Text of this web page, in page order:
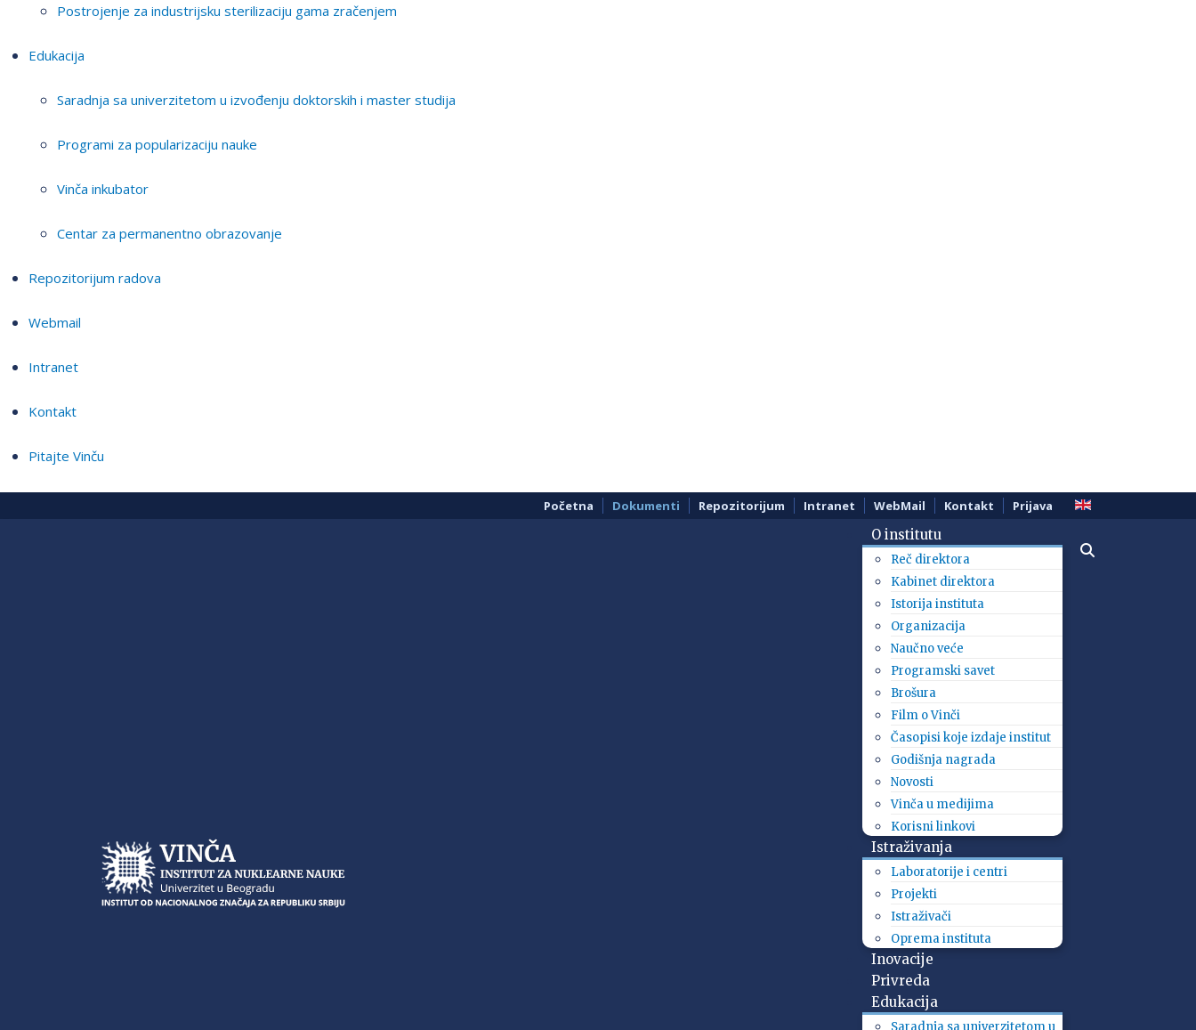
Postrojenje za industrijsku sterilizaciju gama zračenjem
Edukacija
Saradnja sa univerzitetom u izvođenju doktorskih i master studija
Programi za popularizaciju nauke
Vinča inkubator
Centar za permanentno obrazovanje
Repozitorijum radova
Webmail
Intranet
Kontakt
Pitajte Vinču
Početna Dokumenti Repozitorijum Intranet WebMail Kontakt Prijava
O institutu
Reč direktora
Kabinet direktora
Istorija instituta
Organizacija
Naučno veće
Programski savet
Brošura
Film o Vinči
Časopisi koje izdaje institut
Godišnja nagrada
Novosti
Vinča u medijima
Korisni linkovi
Istraživanja
Laboratorije i centri
Projekti
Istraživači
Oprema instituta
Inovacije
Privreda
Edukacija
Saradnja sa univerzitetom u